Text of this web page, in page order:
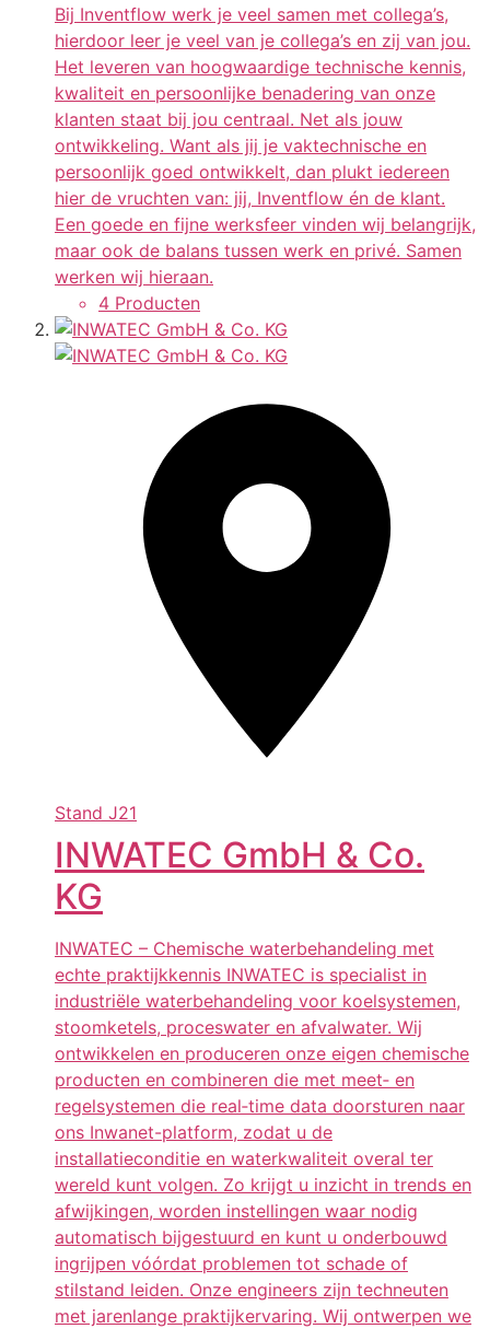
Bij Inventflow werk je veel samen met collega’s,
hierdoor leer je veel van je collega’s en zij van jou.
Het leveren van hoogwaardige technische kennis,
kwaliteit en persoonlijke benadering van onze
klanten staat bij jou centraal. Net als jouw
ontwikkeling. Want als jij je vaktechnische en
persoonlijk goed ontwikkelt, dan plukt iedereen
hier de vruchten van: jij, Inventflow én de klant.
Een goede en fijne werksfeer vinden wij belangrijk,
maar ook de balans tussen werk en privé. Samen
werken wij hieraan.
4 Producten
Stand J21
INWATEC GmbH & Co.
KG
INWATEC – Chemische waterbehandeling met
echte praktijkkennis INWATEC is specialist in
industriële waterbehandeling voor koelsystemen,
stoomketels, proceswater en afvalwater. Wij
ontwikkelen en produceren onze eigen chemische
producten en combineren die met meet‑ en
regelsystemen die real‑time data doorsturen naar
ons Inwanet-platform, zodat u de
installatieconditie en waterkwaliteit overal ter
wereld kunt volgen. Zo krijgt u inzicht in trends en
afwijkingen, worden instellingen waar nodig
automatisch bijgestuurd en kunt u onderbouwd
ingrijpen vóórdat problemen tot schade of
stilstand leiden. Onze engineers zijn techneuten
met jarenlange praktijkervaring. Wij ontwerpen we